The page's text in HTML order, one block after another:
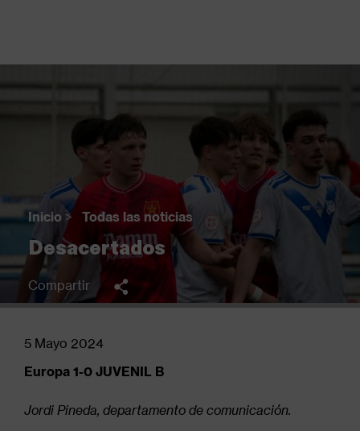
principal
Sobrescribir
enlaces
de
ayuda
la
navegación
Inicio > Todas las noticias
Desacertados
Compartir
5 Mayo 2024
Europa 1-0 JUVENIL B
Jordi Pineda, departamento de comunicación.